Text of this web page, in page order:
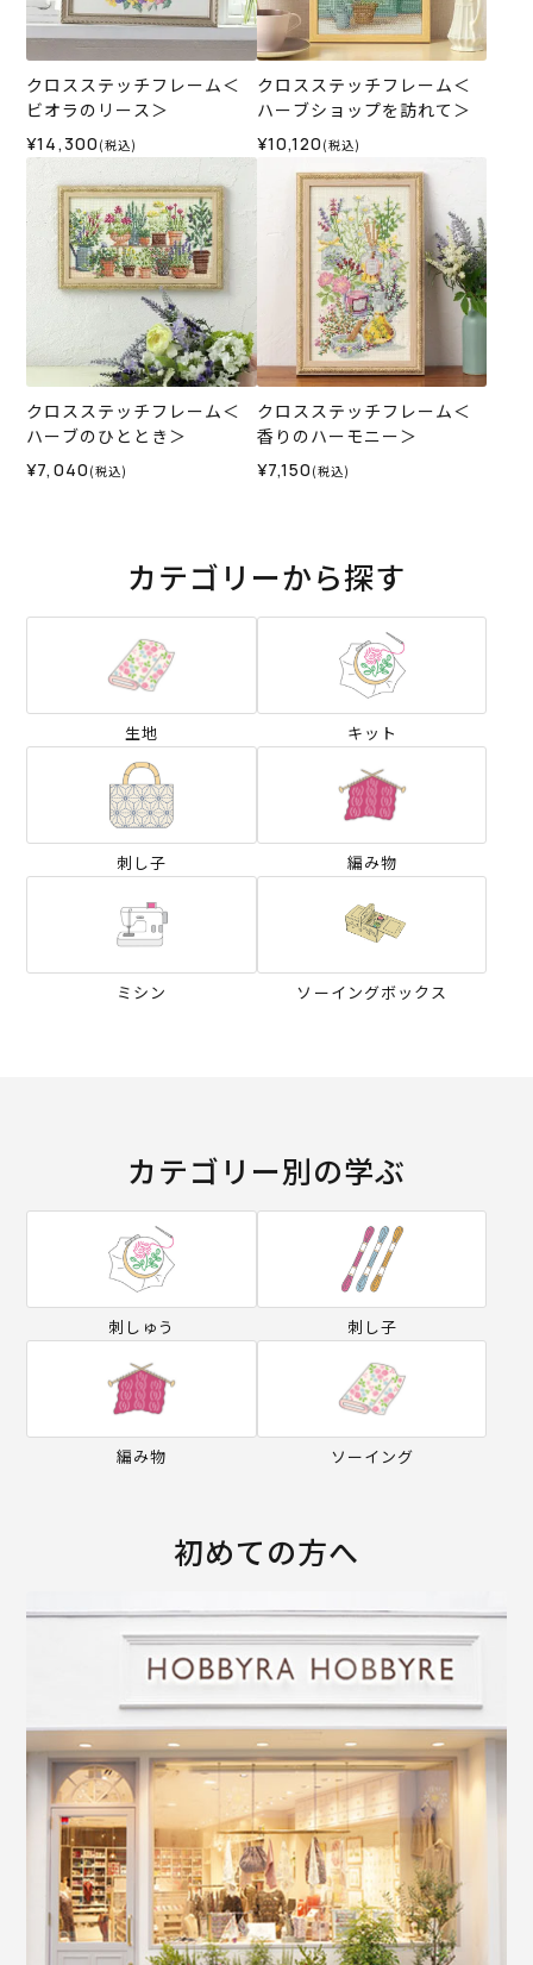
クロスステッチフレーム＜
ビオラのリース＞
¥14,300 (税込)
クロスステッチフレーム＜
ハーブショップを訪れて＞
¥10,120 (税込)
クロスステッチフレーム＜
ハーブのひととき＞
¥7,040 (税込)
クロスステッチフレーム＜
香りのハーモニー＞
¥7,150 (税込)
カテゴリーから探す
生地 キット
刺し子 編み物
ミシン ソーイングボックス
カテゴリー別の学ぶ
刺しゅう 刺し子
編み物 ソーイング
初めての方へ